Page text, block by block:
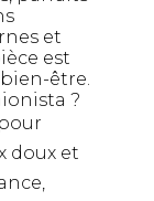
et
est
être.
?
doux et